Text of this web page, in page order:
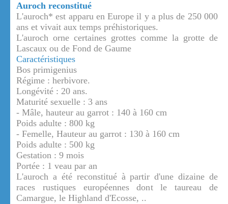
Auroch reconstitué
L'auroch* est apparu en Europe il y a plus de 250 000
ans et vivait aux temps préhistoriques.
L'auroch orne certaines grottes comme la grotte de
Lascaux ou de Fond de Gaume
Caractéristiques
Bos primigenius
Régime : herbivore.
Longévité : 20 ans.
Maturité sexuelle : 3 ans
- Mâle, hauteur au garrot : 140 à 160 cm
Poids adulte : 800 kg
- Femelle, Hauteur au garrot : 130 à 160 cm
Poids adulte : 500 kg
Gestation : 9 mois
Portée : 1 veau par an
L'auroch a été reconstitué à partir d'une dizaine de
races rustiques européennes dont le taureau de
Camargue, le Highland d'Ecosse, ..